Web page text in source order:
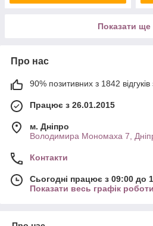
Показати ще
Про нас
90% позитивних з 1842 відгуків
Працює з 26.01.2015
м. Дніпро
Володимира Мономаха 7,
Контакти
Сьогодні працює з 09:00 до
Показати весь графік роботи